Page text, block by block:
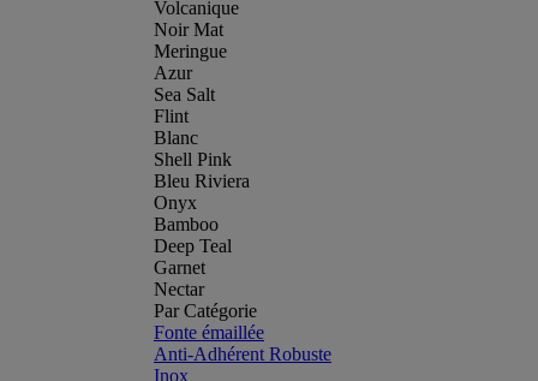
Volcanique
Noir Mat
Meringue
Azur
Sea Salt
Flint
Blanc
Shell Pink
Bleu Riviera
Onyx
Bamboo
Deep Teal
Garnet
Nectar
Par Catégorie
Fonte émaillée
Anti-Adhérent Robuste
Inox